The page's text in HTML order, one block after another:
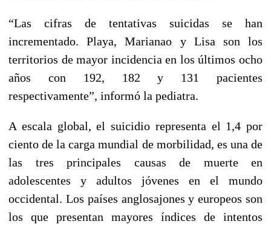
“Las cifras de tentativas suicidas se han
incrementado. Playa, Marianao y Lisa son los
territorios de mayor incidencia en los últimos ocho
años con 192, 182 y 131 pacientes
respectivamente”, informó la pediatra.
A escala global, el suicidio representa el 1,4 por
ciento de la carga mundial de morbilidad, es una de
las tres principales causas de muerte en
adolescentes y adultos jóvenes en el mundo
occidental. Los países anglosajones y europeos son
los que presentan mayores índices de intentos